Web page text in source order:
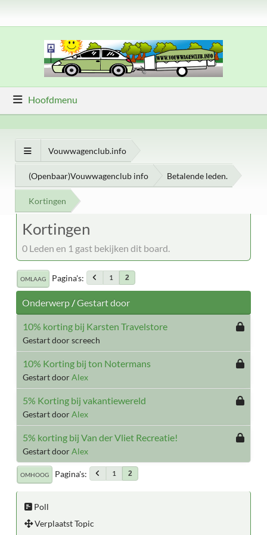
Hoofdmenu
Vouwwagenclub.info
(Openbaar)Vouwwagenclub info Betalende leden.
Kortingen
Kortingen
0 Leden en 1 gast bekijken dit board.
OMLAAG Pagina's 1 2
Onderwerp/Gestart door
10% korting bij Karsten Travelstore
Gestart door screech
10% Korting bij ton Notermans
Gestart doorAlex
5% Korting bij vakantiewereld
Gestart doorAlex
5% korting bij Van der Vliet Recreatie!
Gestart doorAlex
OMHOOG Pagina's 1 2
Poll
Verplaatst Topic